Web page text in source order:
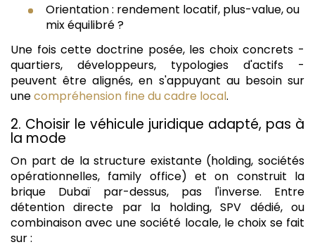
Orientation : rendement locatif, plus-value, ou
mix équilibré ?
Une fois cette doctrine posée, les choix concrets -
quartiers, développeurs, typologies d'actifs -
peuvent être alignés, en s'appuyant au besoin sur
unecompréhension fine du cadre local.
2. Choisir le véhicule juridique adapté, pas à
la mode
On part de la structure existante (holding, sociétés
opérationnelles, family office) et on construit la
brique Dubaï par-dessus, pas l'inverse. Entre
détention directe par la holding, SPV dédié, ou
combinaison avec une société locale, le choix se fait
sur :